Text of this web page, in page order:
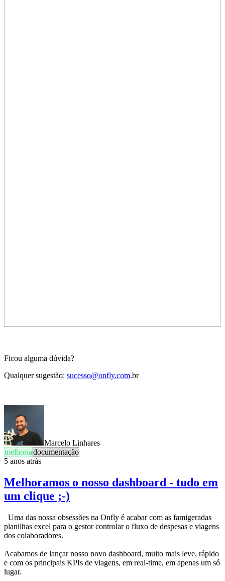
Ficou alguma dúvida?
Qualquer sugestão: sucesso@onfly.com.br
Marcelo Linhares
melhoriadocumentação
5 anos atrás
Melhoramos o nosso dashboard - tudo em
um clique ;-)
Uma das nossa obsessões na Onfly é acabar com as famigeradas
planilhas excel para o gestor controlar o fluxo de despesas e viagens
dos colaboradores.
Acabamos de lançar nosso novo dashboard, muito mais leve, rápido
e com os principais KPIs de viagens, em real-time, em apenas um só
lugar.